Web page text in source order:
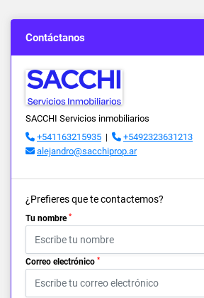
Contáctanos
SACCHI Servicios inmobiliarios
+541163215935 |
+5492323631213
alejandro@sacchiprop.ar
¿Prefieres que te contactemos?
Tu nombre *
Correo electrónico *